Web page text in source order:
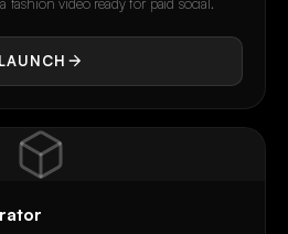
LAUNCH